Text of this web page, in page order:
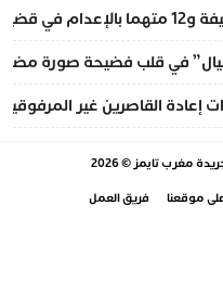
الفراعنة
في قلب فضيحة صورة
إعادة القاصرين غير
مغرب تايمز © 2026
موقعنا فريق العمل